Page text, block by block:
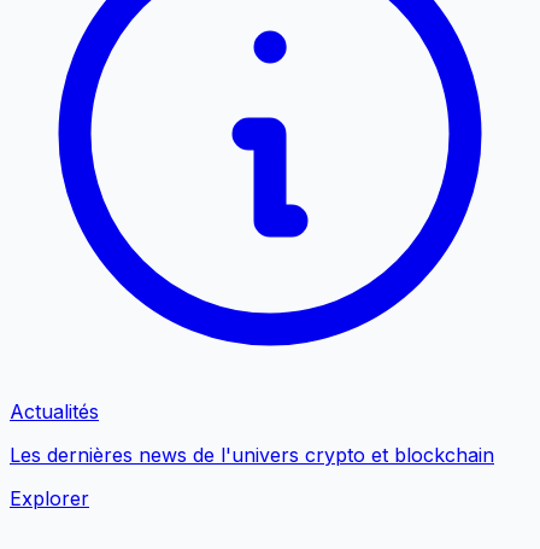
Actualités
Les dernières news de l'univers crypto et blockchain
Explorer